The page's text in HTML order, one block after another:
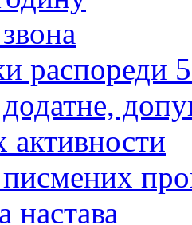
распореди
активности
настава